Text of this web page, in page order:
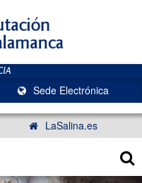
Sede Electrónica
LaSalina.es